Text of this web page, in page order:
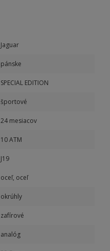
Jaguar
pánske
SPECIAL EDITION
športové
24 mesiacov
10 ATM
J19
oceľ, oceľ
okrúhly
zafírové
analóg